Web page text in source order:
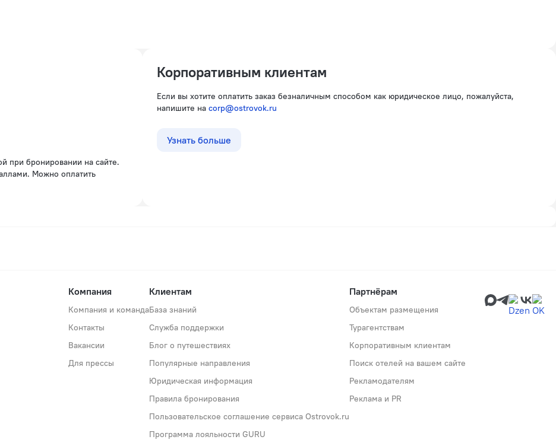
Можно оплатить
Корпоративным клиентам
Если вы хотите оплатить заказ безналичным способом как юридическое лицо, пожалуйста,
напишите на corp@ostrovok.ru
Узнать больше
Компания
Компания и команда
Контакты
Вакансии
Для прессы
Клиентам
База знаний
Служба поддержки
Блог о путешествиях
Популярные направления
Юридическая информация
Правила бронирования
Пользовательское соглашение сервиса Ostrovok.ru
Программа лояльности GURU
Партнёрам
Объектам размещения
Турагентствам
Корпоративным клиентам
Поиск отелей на вашем сайте
Рекламодателям
Реклама и PR